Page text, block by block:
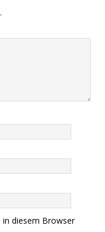
in diesem Browser